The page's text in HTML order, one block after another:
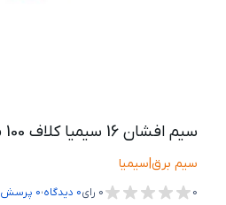
سیم افشان 16 سیمیا کلاف 100 متری
سیم برق|سیمیا
0
0 رای0 دیدگاه،0 پرسش